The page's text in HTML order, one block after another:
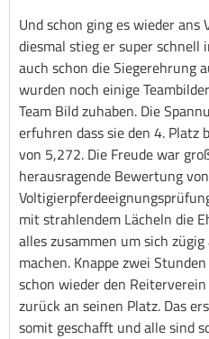
Und schon ging es wieder ans
diesmal stieg er super schnell
auch schon die Siegerehrung
wurden noch einige
Team Bild zuhaben. Die
erfuhren dass sie den 4.
von 5,272. Die Freude war
herausragende Bewertung
mit strahlendem Lächeln die
alles zusammen um sich
machen. Knappe zwei
schon wieder den
zurück an seinen Platz. Das
somit geschafft und alle sind